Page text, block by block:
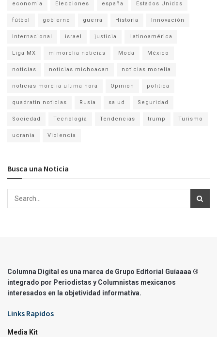
economia Elecciones españa Estados Unidos
fútbol gobierno guerra Historia Innovación
Internacional israel justicia Latinoamérica
Liga MX mimorelia noticias Moda México
noticias noticias michoacan noticias morelia
noticias morelia ultima hora Opinion politica
quadratin noticias Rusia salud Seguridad
Sociedad Tecnología Tendencias trump Turismo
ucrania Violencia
Busca una Noticia
Columna Digital es una marca de Grupo Editorial Guíaaaa ®
integrado por Periodistas y Columnistas mexicanos
interesados en la objetividad informativa.
Links Rapidos
Media Kit